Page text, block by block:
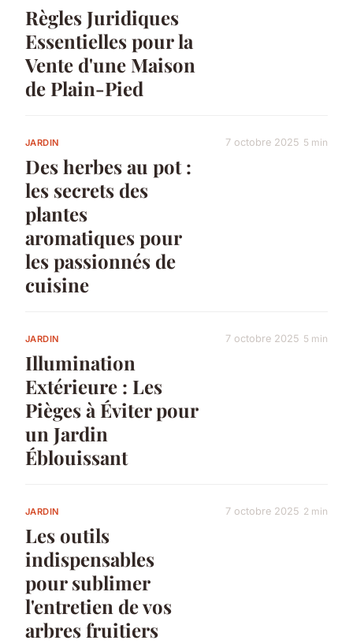
Règles Juridiques
Essentielles pour la
Vente d'une Maison
de Plain-Pied
JARDIN
Des herbes au pot :
les secrets des
plantes
aromatiques pour
les passionnés de
cuisine
7 octobre 2025 5 min
JARDIN
Illumination
Extérieure : Les
Pièges à Éviter pour
un Jardin
Éblouissant
7 octobre 2025 5 min
JARDIN
Les outils
indispensables
pour sublimer
l'entretien de vos
arbres fruitiers
7 octobre 2025 2 min